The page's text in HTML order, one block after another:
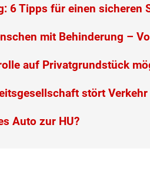
6 Tipps für einen sicheren
mit Behinderung –
auf Privatgrundstück
stört
Auto zur HU?